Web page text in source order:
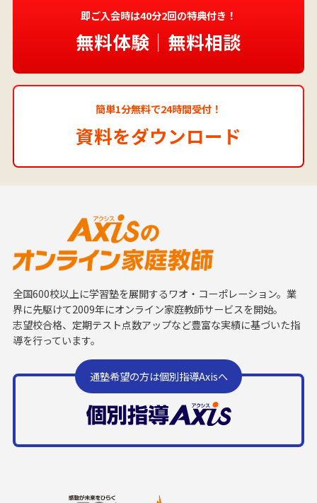
即ご入会時は40分2回の特典付き！
無料体験｜無料相談
簡単1分無料で24時間受付！
資料をダウンロード
全国600校以上に学習塾を展開するワオ・コーポレーション。業
界に先駆けて2009年にオンライン家庭教師サービスを開始。
志望校合格、定期テスト点数アップなど豊富な実績に基づいた指
導を行っています。
通塾希望の方は個別指導Axisへ